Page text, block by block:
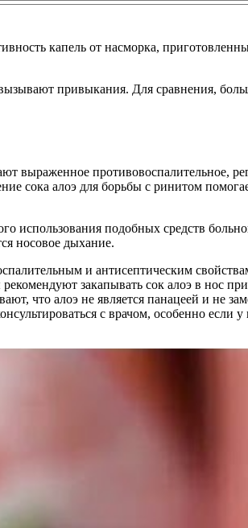
капель от насморка,
привыкания. Для сравнения,
выраженное противовоспалительное,
сока алоэ для борьбы с ринитом
использования подобных средств
носовое дыхание.
и антисептическим
закапывать сок алоэ в нос
что алоэ не является панацеей и не
с врачом, особенно если у